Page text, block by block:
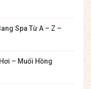
Spa Từ A – Z –
– Muối Hồng